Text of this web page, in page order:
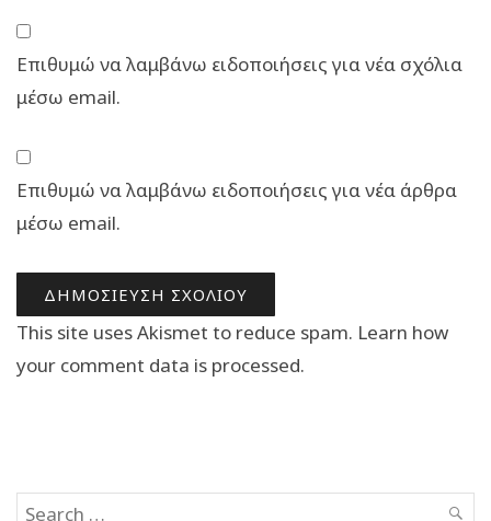
Επιθυμώ να λαμβάνω ειδοποιήσεις για νέα σχόλια
μέσω email.
Επιθυμώ να λαμβάνω ειδοποιήσεις για νέα άρθρα
μέσω email.
This site uses Akismet to reduce spam. Learn how
your comment data is processed.
Search